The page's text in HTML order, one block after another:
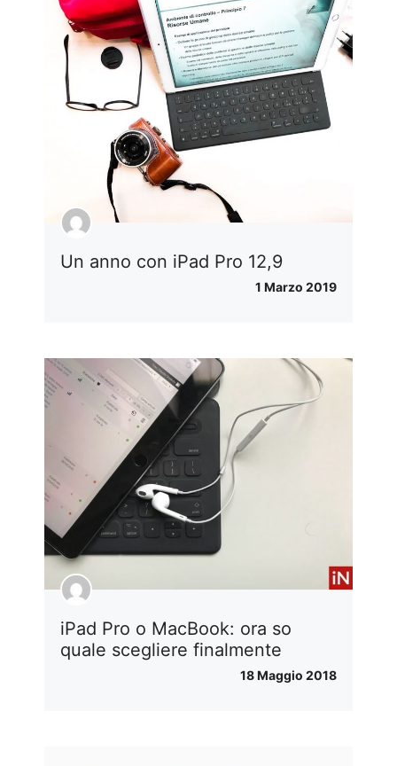
Un anno con iPad Pro 12,9
1 Marzo 2019
iPad Pro o MacBook: ora so
quale scegliere finalmente
18 Maggio 2018